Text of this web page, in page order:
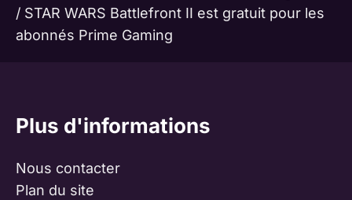
/ STAR WARS Battlefront II est gratuit pour les
abonnés Prime Gaming
Plus d'informations
Nous contacter
Plan du site